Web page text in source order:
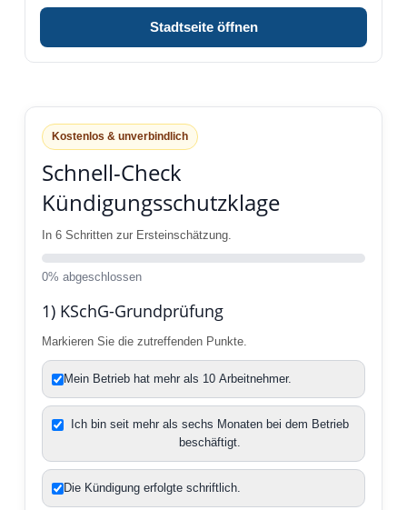
Stadtseite öffnen
Kostenlos & unverbindlich
Schnell-Check
Kündigungsschutzklage
In 6 Schritten zur Ersteinschätzung.
0% abgeschlossen
1) KSchG-Grundprüfung
Markieren Sie die zutreffenden Punkte.
Mein Betrieb hat mehr als 10 Arbeitnehmer.
Ich bin seit mehr als sechs Monaten bei dem Betrieb
beschäftigt.
Die Kündigung erfolgte schriftlich.